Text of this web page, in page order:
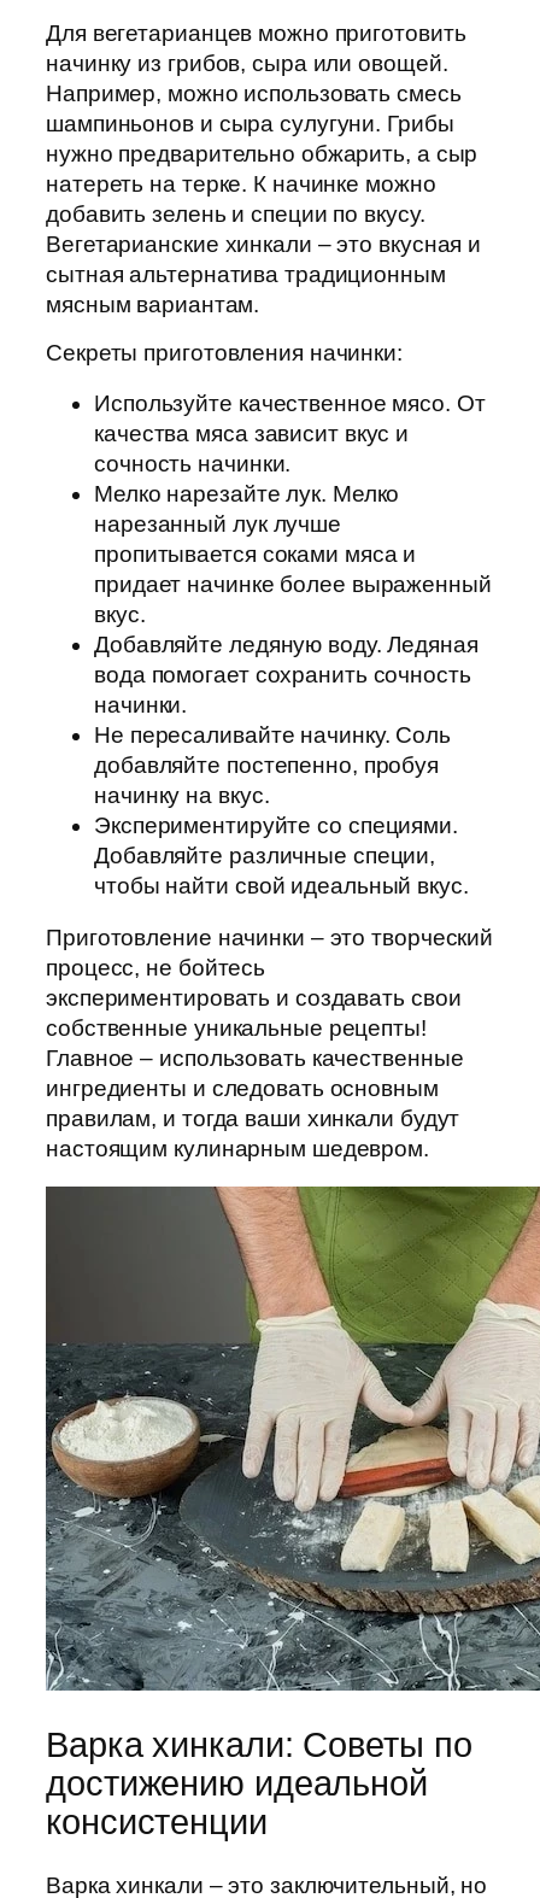
Для вегетарианцев можно приготовить
начинку из грибов, сыра или овощей.
Например, можно использовать смесь
шампиньонов и сыра сулугуни. Грибы
нужно предварительно обжарить, а сыр
натереть на терке. К начинке можно
добавить зелень и специи по вкусу.
Вегетарианские хинкали – это вкусная и
сытная альтернатива традиционным
мясным вариантам.
Секреты приготовления начинки:
Используйте качественное мясо. От
качества мяса зависит вкус и
сочность начинки.
Мелко нарезайте лук. Мелко
нарезанный лук лучше
пропитывается соками мяса и
придает начинке более выраженный
вкус.
Добавляйте ледяную воду. Ледяная
вода помогает сохранить сочность
начинки.
Не пересаливайте начинку. Соль
добавляйте постепенно, пробуя
начинку на вкус.
Экспериментируйте со специями.
Добавляйте различные специи,
чтобы найти свой идеальный вкус.
Приготовление начинки – это творческий
процесс, не бойтесь
экспериментировать и создавать свои
собственные уникальные рецепты!
Главное – использовать качественные
ингредиенты и следовать основным
правилам, и тогда ваши хинкали будут
настоящим кулинарным шедевром.
Варка хинкали: Советы по
достижению идеальной
консистенции
Варка хинкали – это заключительный, но